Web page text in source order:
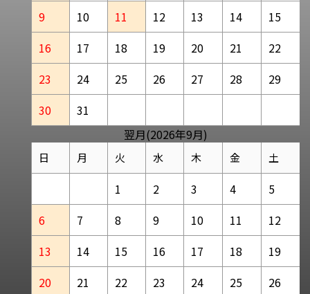
9
10 11 12 13 14
15
16
17 18 19 20 21
22
23
24 25 26 27 28
29
30
31
翌月(2026年9月)
日 月 火 水 木 金 土
1 2 3 4
5
6
7 8 9 10 11
12
13
14 15 16 17 18
19
20
21 22 23 24 25
26